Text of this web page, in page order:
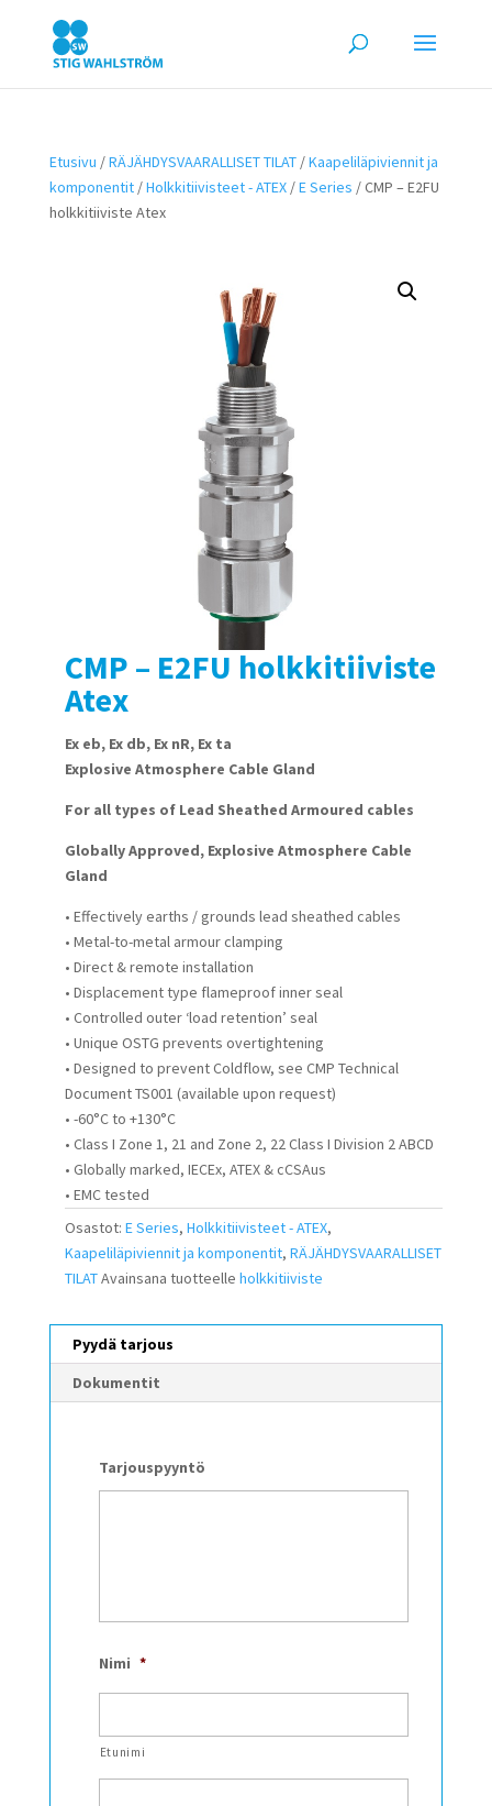
Etusivu /RÄJÄHDYSVAARALLISET TILAT/Kaapeliläpiviennit ja
komponentit/Holkkitiivisteet - ATEX/E Series / CMP – E2FU
holkkitiiviste Atex
CMP – E2FU holkkitiiviste
Atex
Ex eb, Ex db, Ex nR, Ex ta
Explosive Atmosphere Cable Gland
For all types of Lead Sheathed Armoured cables
Globally Approved, Explosive Atmosphere Cable
Gland
• Effectively earths / grounds lead sheathed cables
• Metal-to-metal armour clamping
• Direct & remote installation
• Displacement type flameproof inner seal
• Controlled outer ‘load retention’ seal
• Unique OSTG prevents overtightening
• Designed to prevent Coldflow, see CMP Technical
Document TS001 (available upon request)
• -60°C to +130°C
• Class I Zone 1, 21 and Zone 2, 22 Class I Division 2 ABCD
• Globally marked, IECEx, ATEX & cCSAus
• EMC tested
Osastot: E Series, Holkkitiivisteet - ATEX,
Kaapeliläpiviennit ja komponentit, RÄJÄHDYSVAARALLISET
TILATAvainsana tuotteelle holkkitiiviste
Pyydä tarjous
Dokumentit
Tarjouspyyntö
Nimi *
Etunimi